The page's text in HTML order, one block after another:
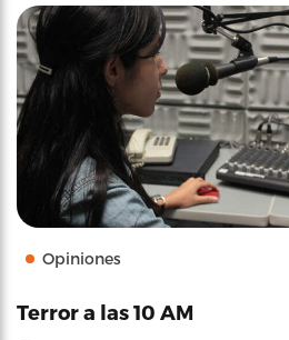
Opiniones
Terror a las 10 AM